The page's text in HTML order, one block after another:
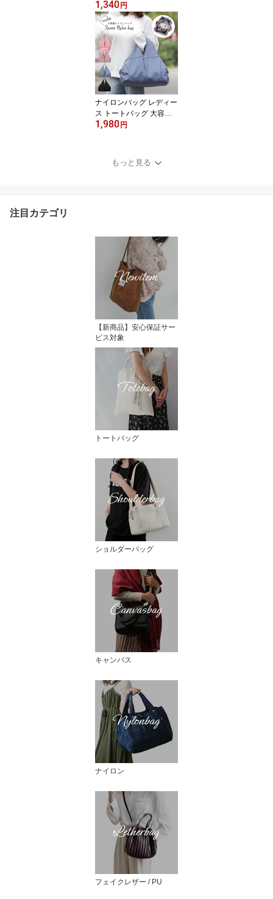
ック レディース トート
ショルダーバッグ トート
ショルダー 大きめ a4 縦
型 シンプル おしゃれ オ
シャレ ママバッグ a4 パ
ソコン バッグ かばん と
ーとばっぐ 使いやすい
ロゴ カバン おしゃれ 保
育園 軽い
1,340 円
ナイロンバッグ レディー
ス トートバッグ 大容量
ジムバッグ 軽量 ナイロ
旅行 バック かばん かわ
いい おしゃれ 多機能 A4
1,980 円
もっと見る
注目カテゴリ
【新商品】安心保証サー
ビス対象
トートバッグ
ショルダーバッグ
キャンバス
ナイロン
フェイクレザー / PU